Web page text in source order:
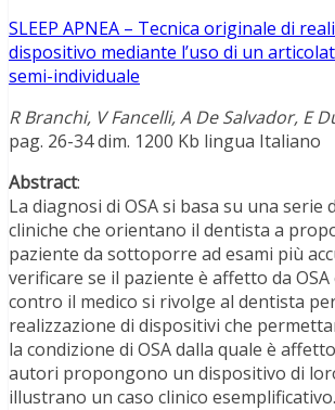
SLEEP APNEA – Tecnica originale di
dispositivo mediante l’uso di un
semi-individuale
R Branchi, V Fancelli, A De Salvador, E
pag. 26-34 dim. 1200 Kb lingua Italiano
Abstract:
La diagnosi di OSA si basa su una serie
cliniche che orientano il dentista a
paziente da sottoporre ad esami più
verificare se il paziente è affetto da
contro il medico si rivolge al dentista
realizzazione di dispositivi che
la condizione di OSA dalla quale è
autori propongono un dispositivo di
illustrano un caso clinico esemplificativo.